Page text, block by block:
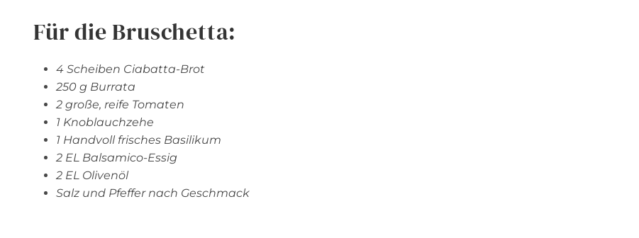
Für die Bruschetta:
4 Scheiben Ciabatta-Brot
250 g Burrata
2 große, reife Tomaten
1 Knoblauchzehe
1 Handvoll frisches Basilikum
2 EL Balsamico-Essig
2 EL Olivenöl
Salz und Pfeffer nach Geschmack